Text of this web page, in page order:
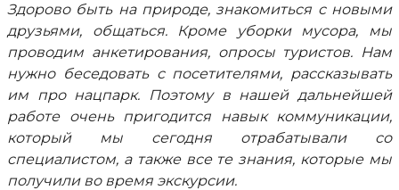
Здорово быть на природе, знакомиться с новыми
друзьями, общаться. Кроме уборки мусора, мы
проводим анкетирования, опросы туристов. Нам
нужно беседовать с посетителями, рассказывать
им про нацпарк. Поэтому в нашей дальнейшей
работе очень пригодится навык коммуникации,
который мы сегодня отрабатывали со
специалистом, а также все те знания, которые мы
получили во время экскурсии.